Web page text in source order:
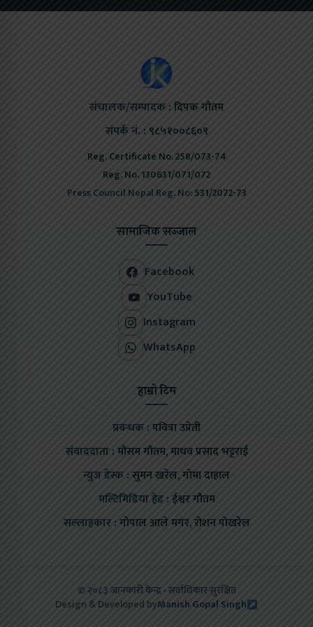
संचालक/सम्पादक :दिपक गौतम
संपर्क नं. : ९८५१००८६०९
Reg. Certificate No. 258/073-74
Reg. No. 130631/071/072
Press Council Nepal Reg. No:531/2072-73
सामाजिक सञ्जाल
Facebook
YouTube
Instagram
WhatsApp
हाम्रो टिम
प्रबन्धक :पवित्रा उप्रेती
संवाददाता :मौसम गौतम, माधव प्रसाद भट्टराई
न्युज डेस्क :सुमन खरेल, गोमा दाहाल
मल्टिमिडिया हेड :ईश्वर गौतम
सल्लाहकार :गोपाल आले मगर, रोशन पोखरेल
© २०८३ जानकारी केन्द्र सर्वाधिकार सुरक्षित
Design & Developed byManish Gopal Singh